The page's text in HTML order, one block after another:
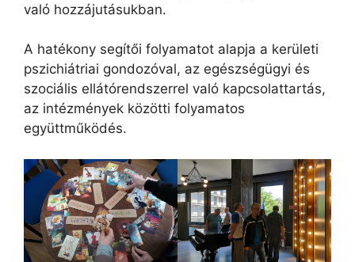
való hozzájutásukban.
A hatékony segítői folyamatot alapja a kerületi
pszichiátriai gondozóval, az egészségügyi és
szociális ellátórendszerrel való kapcsolattartás,
az intézmények közötti folyamatos
együttműködés.